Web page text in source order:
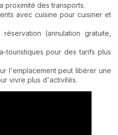
proximité des transports.
avec cuisine pour cuisiner et
(annulation gratuite,
touristiques pour des tarifs plus
l'emplacement peut libérer une
vivre plus d'activités.